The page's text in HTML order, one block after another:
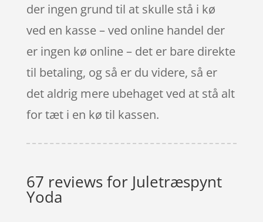
der ingen grund til at skulle stå i kø
ved en kasse – ved online handel der
er ingen kø online – det er bare direkte
til betaling, og så er du videre, så er
det aldrig mere ubehaget ved at stå alt
for tæt i en kø til kassen.
67 reviews for Juletræspynt
Yoda